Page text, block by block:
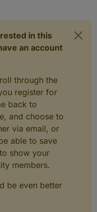
in this
an account
through the
register for
back to
and choose to
via email, or
able to save
show your
members.
be even better